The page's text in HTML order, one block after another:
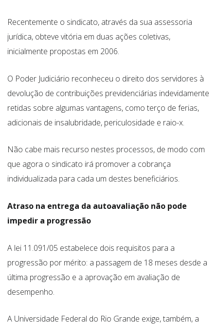
Recentemente o sindicato, através da sua assessoria
jurídica, obteve vitória em duas ações coletivas,
inicialmente propostas em 2006.
O Poder Judiciário reconheceu o direito dos servidores à
devolução de contribuições previdenciárias indevidamente
retidas sobre algumas vantagens, como terço de ferias,
adicionais de insalubridade, periculosidade e raio-x.
Não cabe mais recurso nestes processos, de modo com
que agora o sindicato irá promover a cobrança
individualizada para cada um destes beneficiários.
Atraso na entrega da autoavaliação não pode
impedir a progressão
A lei 11.091/05 estabelece dois requisitos para a
progressão por mérito: a passagem de 18 meses desde a
última progressão e a aprovação em avaliação de
desempenho.
A Universidade Federal do Rio Grande exige, também, a